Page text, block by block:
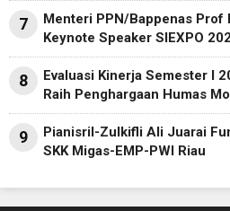
7
Menteri PPN/Bappenas Prof
Keynote Speaker SIEXPO
8
Evaluasi Kinerja Semester I
Raih Penghargaan Humas
9
Pianisril-Zulkifli Ali Juarai
SKK Migas-EMP-PWI Riau